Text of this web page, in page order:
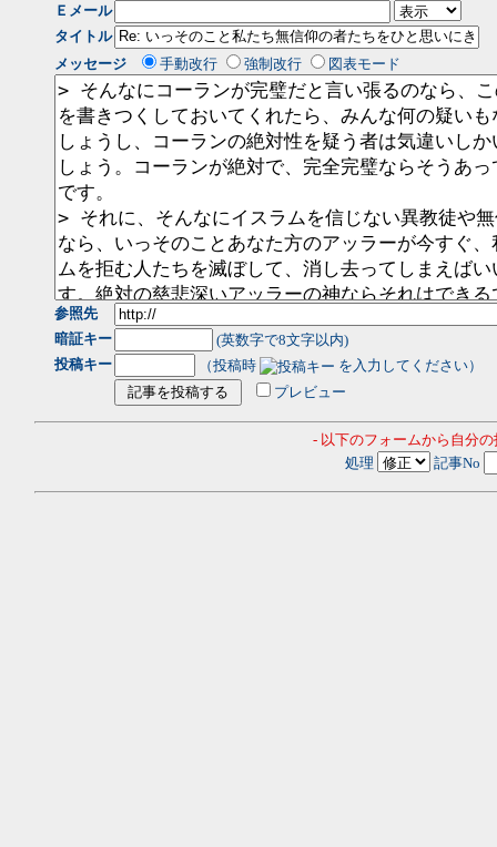
Ｅメール
タイトル
メッセージ
手動改行 強制改行 図表モード
参照先
暗証キー
(英数字で8文字以内)
投稿キー
（投稿時
を入力してください）
プレビュー
- 以下のフォームから自分
処理
記事No